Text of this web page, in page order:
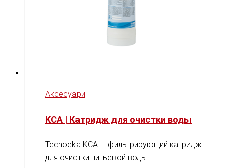
Аксесуари
KCA | Катридж для очистки воды
Tecnoeka KCA — фильтрирующий катридж
для очистки питьевой воды.